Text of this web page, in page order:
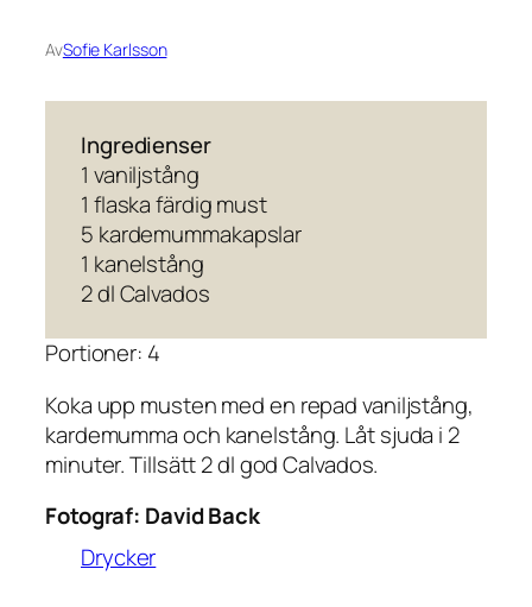
AvSofie Karlsson
Ingredienser
1 vaniljstång
1 flaska färdig must
5 kardemummakapslar
1 kanelstång
2 dl Calvados
Portioner: 4
Koka upp musten med en repad vaniljstång,
kardemumma och kanelstång. Låt sjuda i 2
minuter. Tillsätt 2 dl god Calvados.
Fotograf: David Back
Drycker